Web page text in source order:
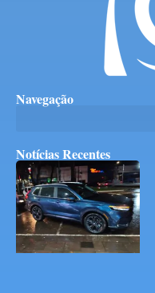
Navegação
Notícias Recentes